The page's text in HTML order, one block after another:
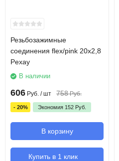
Резьбозажимные
соединения flex/pink 20х2,8
Pexay
В наличии
606 Руб. / шт 758 Руб.
- 20% Экономия 152 Руб.
В корзину
Купить в 1 клик